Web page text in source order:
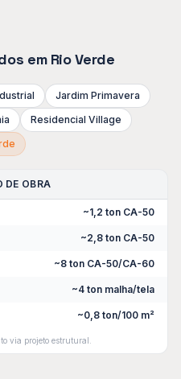
em Rio Verde
Jardim Primavera
Residencial Village
DE OBRA
~1,2 ton CA-50
~2,8 ton CA-50
~8 ton CA-50/CA-60
~4 ton malha/tela
~0,8 ton/100 m²
via projeto estrutural.